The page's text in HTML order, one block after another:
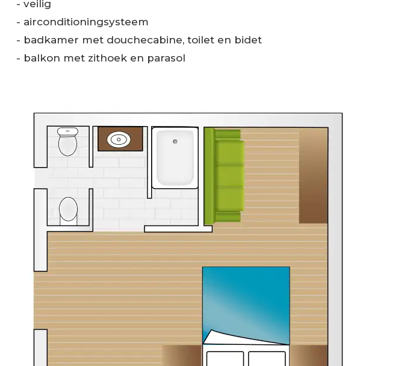
- veilig
- airconditioningsysteem
- badkamer met douchecabine, toilet en bidet
- balkon met zithoek en parasol